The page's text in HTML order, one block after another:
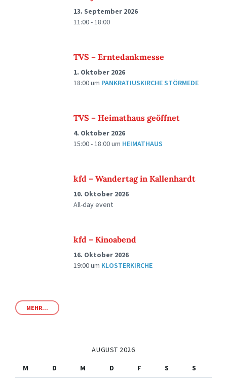
13. September 2026
11:00 - 18:00
TVS – Erntedankmesse
1. Oktober 2026
18:00um PANKRATIUSKIRCHE STÖRMEDE
TVS – Heimathaus geöffnet
4. Oktober 2026
15:00 - 18:00um HEIMATHAUS
kfd – Wandertag in Kallenhardt
10. Oktober 2026
All-day event
kfd – Kinoabend
16. Oktober 2026
19:00um KLOSTERKIRCHE
MEHR...
AUGUST 2026
M
D M D F S
S